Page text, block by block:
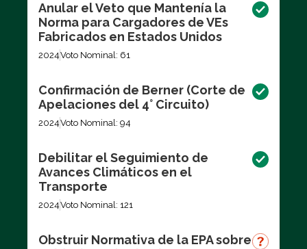
Anular el Veto que Mantenía la
Norma para Cargadores de VEs
Fabricados en Estados Unidos
2024Voto Nominal: 61
Confirmación de Berner (Corte de
Apelaciones del 4° Circuito)
2024Voto Nominal: 94
Debilitar el Seguimiento de
Avances Climáticos en el
Transporte
2024Voto Nominal: 121
Obstruir Normativa de la EPA sobre